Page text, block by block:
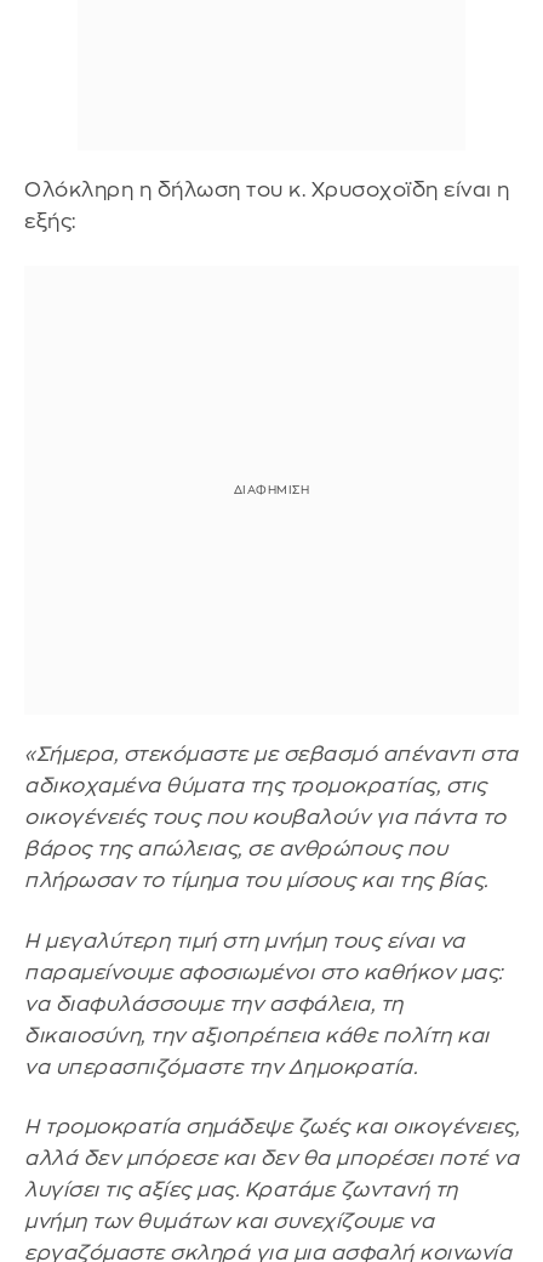
Ολόκληρη η δήλωση του κ. Χρυσοχοϊδη είναι η
εξής:
«Σήμερα, στεκόμαστε με σεβασμό απέναντι στα
αδικοχαμένα θύματα της τρομοκρατίας, στις
οικογένειές τους που κουβαλούν για πάντα το
βάρος της απώλειας, σε ανθρώπους που
πλήρωσαν το τίμημα του μίσους και της βίας.
Η μεγαλύτερη τιμή στη μνήμη τους είναι να
παραμείνουμε αφοσιωμένοι στο καθήκον μας:
να διαφυλάσσουμε την ασφάλεια, τη
δικαιοσύνη, την αξιοπρέπεια κάθε πολίτη και
να υπερασπιζόμαστε την Δημοκρατία.
Η τρομοκρατία σημάδεψε ζωές και οικογένειες,
αλλά δεν μπόρεσε και δεν θα μπορέσει ποτέ να
λυγίσει τις αξίες μας. Κρατάμε ζωντανή τη
μνήμη των θυμάτων και συνεχίζουμε να
εργαζόμαστε σκληρά για μια ασφαλή κοινωνία